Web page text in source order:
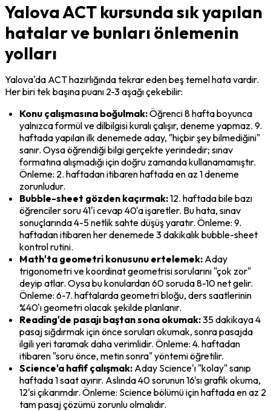
Yalova ACT kursunda sık yapılan
hatalar ve bunları önlemenin
yolları
Yalova'da ACT hazırlığında tekrar eden beş temel hata vardır.
Her biri tek başına puanı 2-3 aşağı çekebilir:
Konu çalışmasına boğulmak: Öğrenci 8 hafta boyunca
yalnızca formül ve dilbilgisi kuralı çalışır, deneme yapmaz. 9.
haftada yapılan ilk denemede aday, "hiçbir şey bilmediğini"
sanır. Oysa öğrendiği bilgi gerçekte yerindedir; sınav
formatına alışmadığı için doğru zamanda kullanamamıştır.
Önleme: 2. haftadan itibaren haftada en az 1 deneme
zorunludur.
Bubble-sheet gözden kaçırmak: 12. haftada bile bazı
öğrenciler soru 41'i cevap 40'a işaretler. Bu hata, sınav
sonuçlarında 4-5 netlik sahte düşüş yaratır. Önleme: 9.
haftadan itibaren her denemede 3 dakikalık bubble-sheet
kontrol rutini.
Math'ta geometri konusunu ertelemek: Aday
trigonometri ve koordinat geometrisi sorularını "çok zor"
deyip atlar. Oysa bu konulardan 60 soruda 8-10 net gelir.
Önleme: 6-7. haftalarda geometri bloğu, ders saatlerinin
%40'ı geometri olacak şekilde planlanır.
Reading'de pasajı baştan sona okumak: 35 dakikaya 4
pasaj sığdırmak için önce soruları okumak, sonra pasajda
ilgili yeri taramak daha verimlidir. Önleme: 4. haftadan
itibaren "soru önce, metin sonra" yöntemi öğretilir.
Science'a hafif çalışmak: Aday Science'ı "kolay" sanıp
haftada 1 saat ayırır. Aslında 40 sorunun 16'sı grafik okuma,
12'si çıkarımdır. Önleme: Science bölümü için haftada en az 2
tam pasaj çözümü zorunlu olmalıdır.